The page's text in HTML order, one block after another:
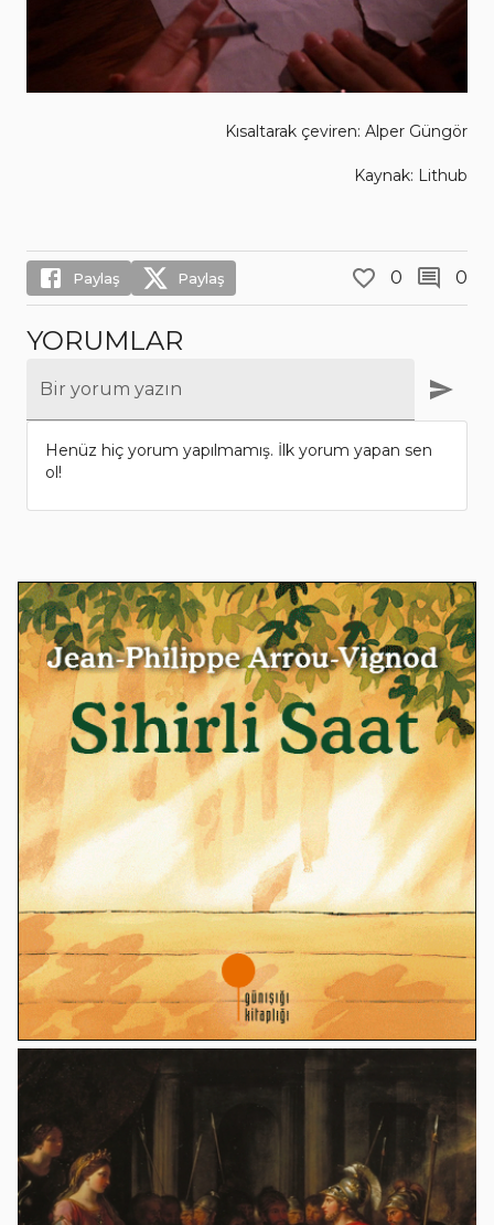
Kısaltarak çeviren: Alper Güngör
Kaynak: Lithub
Paylaş Paylaş 0 0
YORUMLAR
Bir yorum yazın
Henüz hiç yorum yapılmamış. İlk yorum yapan sen
ol!